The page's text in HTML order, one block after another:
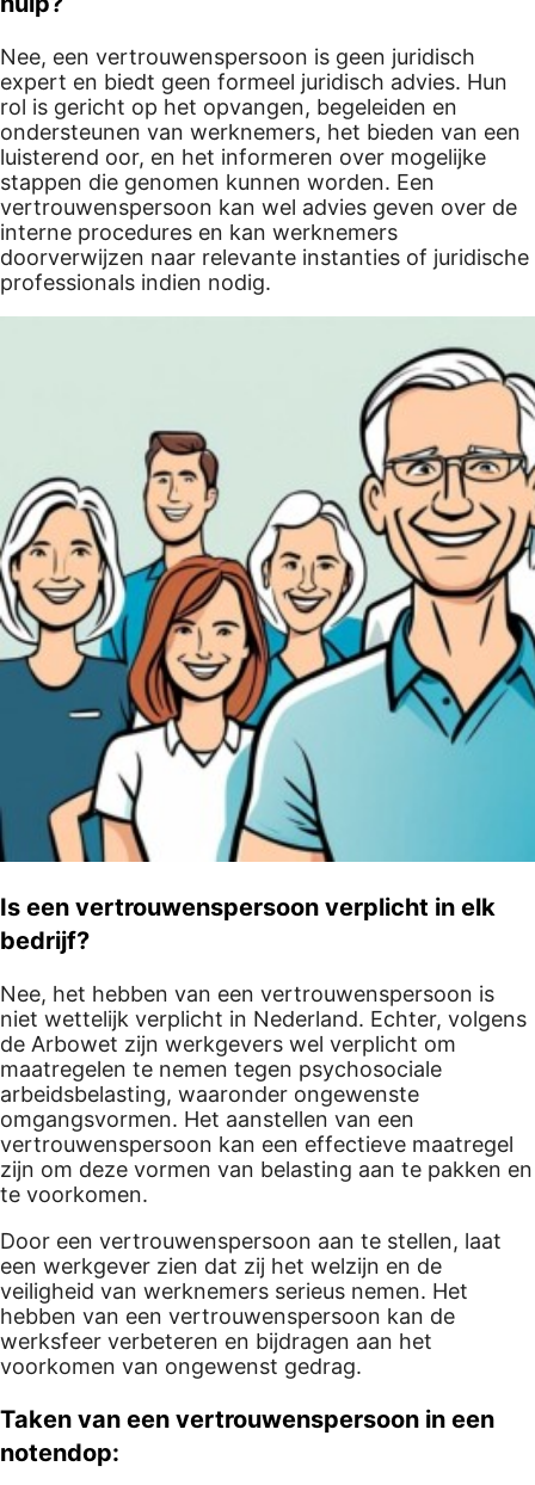
Nee, een vertrouwenspersoon is geen juridisch
expert en biedt geen formeel juridisch advies. Hun
rol is gericht op het opvangen, begeleiden en
ondersteunen van werknemers, het bieden van een
luisterend oor, en het informeren over mogelijke
stappen die genomen kunnen worden. Een
vertrouwenspersoon kan wel advies geven over de
interne procedures en kan werknemers
doorverwijzen naar relevante instanties of juridische
professionals indien nodig.
Is een vertrouwenspersoon verplicht in elk
bedrijf?
Nee, het hebben van een vertrouwenspersoon is
niet wettelijk verplicht in Nederland. Echter, volgens
de Arbowet zijn werkgevers wel verplicht om
maatregelen te nemen tegen psychosociale
arbeidsbelasting, waaronder ongewenste
omgangsvormen. Het aanstellen van een
vertrouwenspersoon kan een effectieve maatregel
zijn om deze vormen van belasting aan te pakken en
te voorkomen.
Door een vertrouwenspersoon aan te stellen, laat
een werkgever zien dat zij het welzijn en de
veiligheid van werknemers serieus nemen. Het
hebben van een vertrouwenspersoon kan de
werksfeer verbeteren en bijdragen aan het
voorkomen van ongewenst gedrag.
Taken van een vertrouwenspersoon in een
notendop: